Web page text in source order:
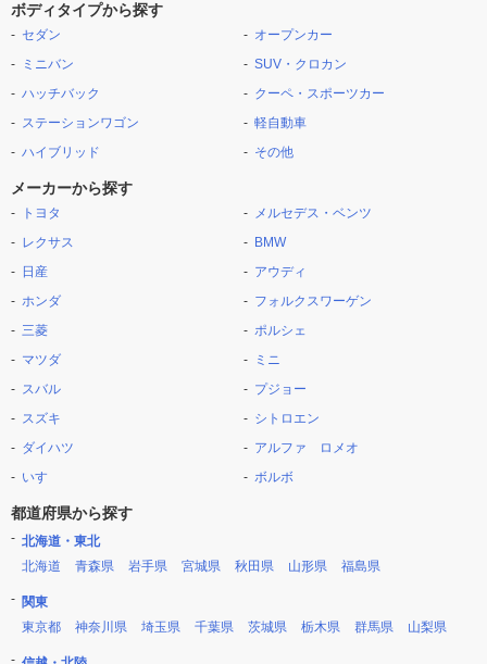
ボディタイプから探す
セダン
ミニバン
ハッチバック
ステーションワゴン
ハイブリッド
オープンカー
SUV・クロカン
クーペ・スポーツカー
軽自動車
その他
メーカーから探す
トヨタ
レクサス
日産
ホンダ
三菱
マツダ
スバル
スズキ
ダイハツ
いすゞ
メルセデス・ベンツ
BMW
アウディ
フォルクスワーゲン
ポルシェ
ミニ
プジョー
シトロエン
アルファ ロメオ
ボルボ
都道府県から探す
北海道・東北
北海道
青森県 岩手県 宮城県 秋田県 山形県 福島県
関東
東京都
神奈川県 埼玉県 千葉県 茨城県 栃木県 群馬県 山梨県